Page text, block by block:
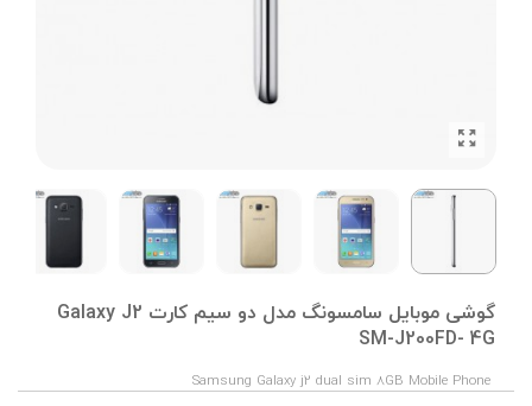
گوشی موبایل سامسونگ مدل دو سیم کارت Galaxy J2
SM-J200FD- 4G